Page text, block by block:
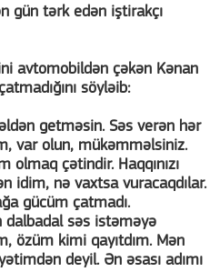
gün tərk edən iştirakçı
avtomobildən çəkən Kənan
söyləib:
getməsin. Səs verən hər
var olun, mükəmməlsiniz.
olmaq çətindir. Haqqınızı
idim, nə vaxtsa vuracaqdılar.
gücüm çatmadı.
dalbadal səs istəməyə
özüm kimi qayıtdım. Mən
deyil. Ən əsası adımı